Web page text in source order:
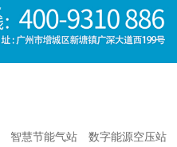
智慧节能气站 数字能源空压站